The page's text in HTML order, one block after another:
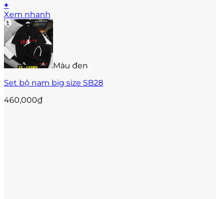
+
Sản
phẩm
này
có
nhiều
biến
thể.
Các
tùy
chọn
Xem nhanh
Màu đen
Set bộ nam big size SB28
460,000₫